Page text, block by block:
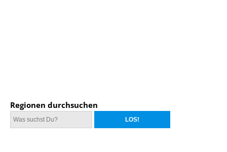
Regionen durchsuchen